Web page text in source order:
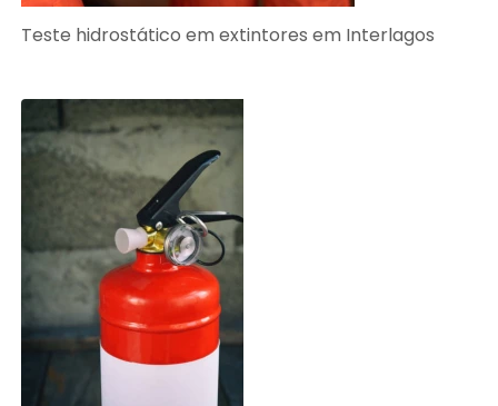
Teste hidrostático em extintores em Interlagos